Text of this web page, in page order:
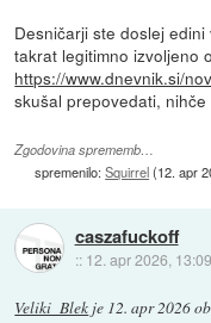
Desničarji ste doslej
takrat legitimno izvoljeno
https://www.dnevnik.si/
skušal prepovedati, nihče
Zgodovina sprememb…
spremenilo:Squirrel(12. apr
caszafuckoff
:: 12. apr 2026, 13:09
Veliki_Blek je 12. apr 2026